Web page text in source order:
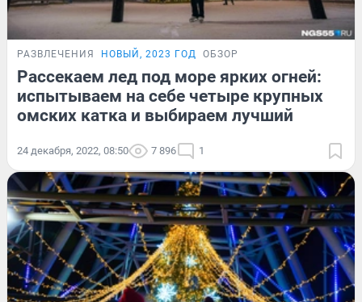
РАЗВЛЕЧЕНИЯ НОВЫЙ, 2023 ГОД ОБЗОР
Рассекаем лед под море ярких огней:
испытываем на себе четыре крупных
омских катка и выбираем лучший
24 декабря, 2022, 08:50 7 896 1